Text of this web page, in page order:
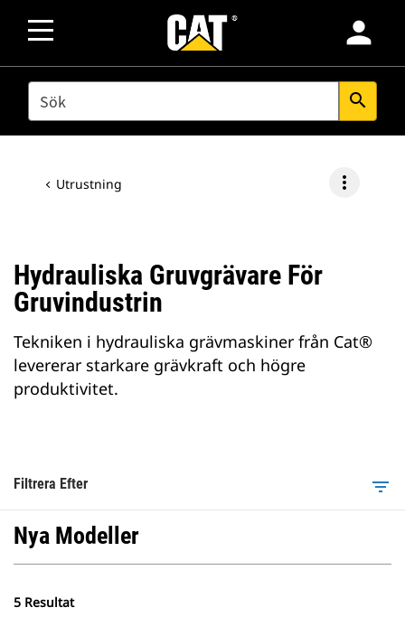
person
SEARCH search
Utrustning more_vert
Hydrauliska Gruvgrävare För
Gruvindustrin
Tekniken i hydrauliska grävmaskiner från Cat®
levererar starkare grävkraft och högre
produktivitet.
Filtrera Efter filter_list
Nya Modeller
5 Resultat